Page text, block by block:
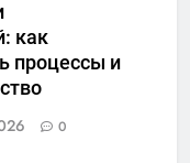
как
процессы и
0